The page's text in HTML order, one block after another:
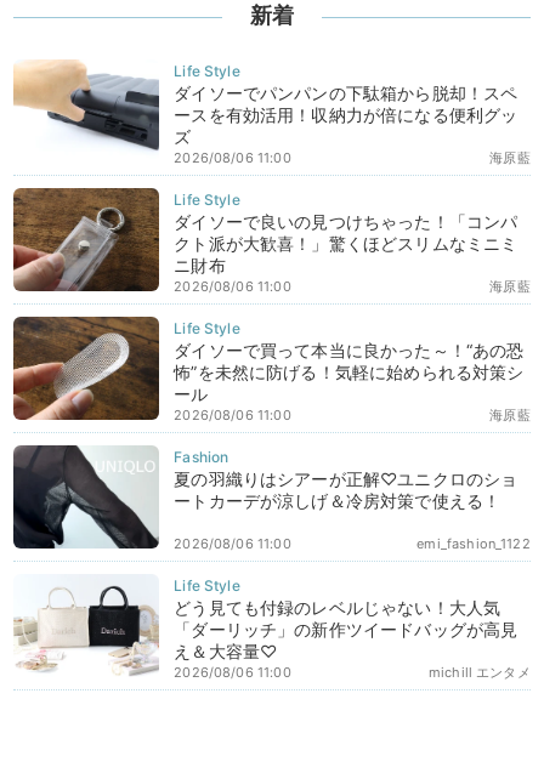
新着
ダイソーでパンパンの下駄箱から脱却！スペ
ースを有効活用！収納力が倍になる便利グッ
ズ
海原藍
2026/08/06 11:00
ダイソーで良いの見つけちゃった！「コンパ
クト派が大歓喜！」驚くほどスリムなミニミ
ニ財布
海原藍
2026/08/06 11:00
ダイソーで買って本当に良かった～！“あの恐
怖”を未然に防げる！気軽に始められる対策シ
ール
海原藍
2026/08/06 11:00
夏の羽織りはシアーが正解♡ユニクロのショ
ートカーデが涼しげ＆冷房対策で使える！
emi_fashion_1122
2026/08/06 11:00
どう見ても付録のレベルじゃない！大人気
「ダーリッチ」の新作ツイードバッグが高見
え＆大容量♡
michill エンタメ
2026/08/06 11:00